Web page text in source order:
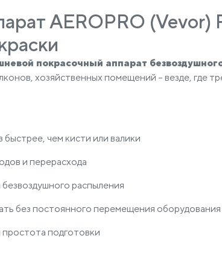
AEROPRO
покрасочный аппарат
хозяйственных помещений – везде, где
быстрее, чем кисти или валики
и перерасхода
безвоздушного распыления
без постоянного перемещения оборудования
подготовки